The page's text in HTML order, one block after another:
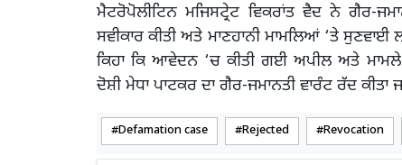
ਮੈਟਰੋਪੋਲੀਟਿਨ ਮਜਿਸਟ੍ਰੇਟ ਵਿਕਰਾਂਤ ਵੈਦ ਨੇ ਗੈਰ-
ਸਵੀਕਾਰ ਕੀਤੀ ਅਤੇ ਮਾਣਹਾਨੀ ਮਾਮਲਿਆਂ ‘ਤੇ
ਕਿਹਾ ਕਿ ਆਵੇਦਨ ‘ਚ ਕੀਤੀ ਗਈ ਅਪੀਲ ਅਤੇ
ਦੋਸ਼ੀ ਮੇਧਾ ਪਾਟਕਰ ਦਾ ਗੈਰ-ਜਮਾਨਤੀ ਵਾਰੰਟ ਰੱਦ
Defamation case Rejected Revocation